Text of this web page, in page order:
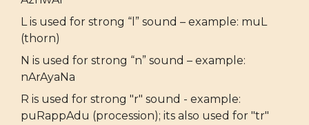
L is used for strong “l” sound – example: muL
(thorn)
N is used for strong “n” sound – example:
nArAyaNa
R is used for strong "r" sound - example:
puRappAdu (procession); its also used for "tr"